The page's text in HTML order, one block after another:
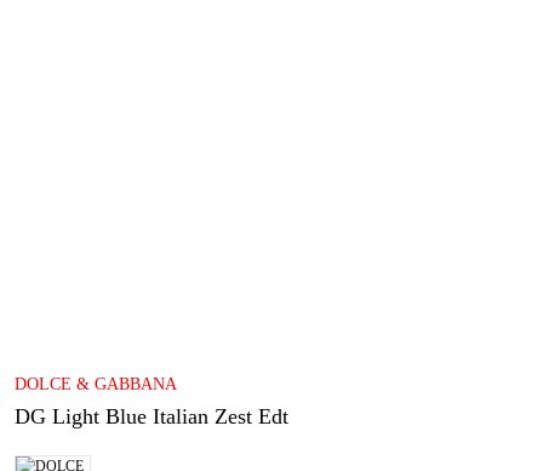
DOLCE & GABBANA
DG Light Blue Italian Zest Edt